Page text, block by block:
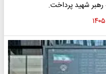
رهبر شهید پرداخت.